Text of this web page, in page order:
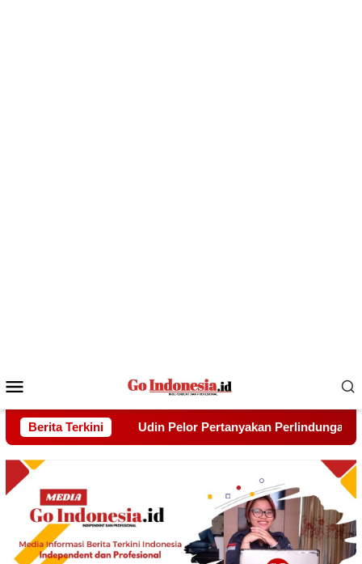
Mobile
Berita Terkini
Perlindungan Hak Warga yang Lebih Dulu Bermukim Di